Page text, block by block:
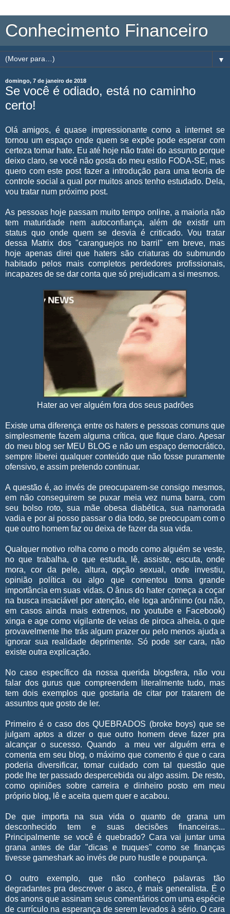
Conhecimento Financeiro
▼
domingo, 7 de janeiro de 2018
Se você é odiado, está no caminho
certo!
Olá amigos, é quase impressionante como a internet se
tornou um espaço onde quem se expõe pode esperar com
certeza tomar hate. Eu até hoje não tratei do assunto porque
deixo claro, se você não gosta do meu estilo FODA-SE, mas
quero com este post fazer a introdução para uma teoria de
controle social a qual por muitos anos tenho estudado. Dela,
vou tratar num próximo post.
As pessoas hoje passam muito tempo online, a maioria não
tem maturidade nem autoconfiança, além de existir um
status quo onde quem se desvia é criticado. Vou tratar
dessa Matrix dos "caranguejos no barril" em breve, mas
hoje apenas direi que haters são criaturas do submundo
habitado pelos mais completos perdedores profissionais,
incapazes de se dar conta que só prejudicam a si mesmos.
Hater ao ver alguém fora dos seus padrões
Existe uma diferença entre os haters e pessoas comuns que
simplesmente fazem alguma crítica, que fique claro. Apesar
do meu blog ser MEU BLOG e não um espaço democrático,
sempre liberei qualquer conteúdo que não fosse puramente
ofensivo, e assim pretendo continuar.
A questão é, ao invés de preocuparem-se consigo mesmos,
em não conseguirem se puxar meia vez numa barra, com
seu bolso roto, sua mãe obesa diabética, sua namorada
vadia e por ai posso passar o dia todo, se preocupam com o
que outro homem faz ou deixa de fazer da sua vida.
Qualquer motivo rolha como o modo como alguém se veste,
no que trabalha, o que estuda, lê, assiste, escuta, onde
mora, cor da pele, altura, opção sexual, onde investiu,
opinião política ou algo que comentou toma grande
importância em suas vidas. O ânus do hater começa a coçar
na busca insaciável por atenção, ele loga anônimo (ou não,
em casos ainda mais extremos, no youtube e Facebook)
xinga e age como vigilante de veias de piroca alheia, o que
provavelmente lhe trás algum prazer ou pelo menos ajuda a
ignorar sua realidade deprimente. Só pode ser cara, não
existe outra explicação.
No caso específico da nossa querida blogsfera, não vou
falar dos gurus que compreendem literalmente tudo, mas
tem dois exemplos que gostaria de citar por tratarem de
assuntos que gosto de ler.
Primeiro é o caso dos QUEBRADOS (broke boys) que se
julgam aptos a dizer o que outro homem deve fazer pra
alcançar o sucesso. Quando a meu ver alguém erra e
comenta em seu blog, o máximo que comento é que o cara
poderia diversificar, tomar cuidado com tal questão que
pode lhe ter passado despercebida ou algo assim. De resto,
como opiniões sobre carreira e dinheiro posto em meu
próprio blog, lê e aceita quem quer e acabou.
De que importa na sua vida o quanto de grana um
desconhecido tem e suas decisões financeiras...
Principalmente se você é quebrado? Cara vai juntar uma
grana antes de dar "dicas e truques" como se finanças
tivesse gameshark ao invés de puro hustle e poupança.
O outro exemplo, que não conheço palavras tão
degradantes pra descrever o asco, é mais generalista. É o
dos anons que assinam seus comentários com uma espécie
de currículo na esperança de serem levados à sério. O cara